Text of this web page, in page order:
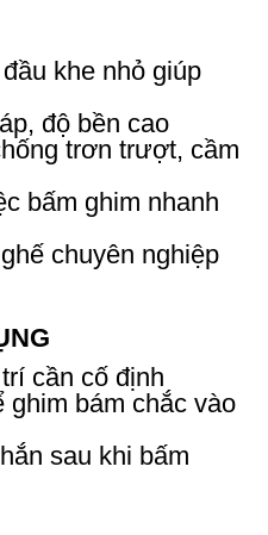
khe nhỏ giúp
độ bền cao
trơn trượt, cầm
bấm ghim nhanh
chuyên nghiệp
cần cố định
ghim bám chắc vào
sau khi bấm